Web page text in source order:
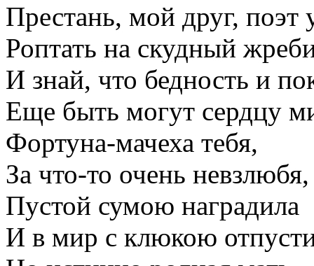
Престань, мой друг,
Роптать на скудный
И знай, что бедность и
Еще быть могут сердцу
Фортуна-мачеха тебя,
За что-то очень невзлюбя,
Пустой сумою наградила
И в мир с клюкою